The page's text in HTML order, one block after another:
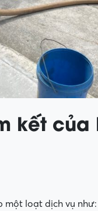
kết
một loạt dịch vụ như: